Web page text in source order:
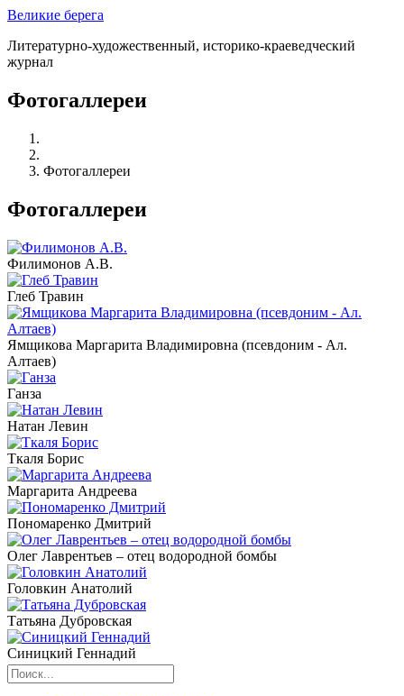
Великие берега
Литературно-художественный, историко-краеведческий
журнал
Фотогаллереи
Фотогаллереи
Фотогаллереи
Филимонов А.В.
Глеб Травин
Ямщикова Маргарита Владимировна (псевдоним - Ал.
Алтаев)
Ганза
Натан Левин
Ткаля Борис
Маргарита Андреева
Пономаренко Дмитрий
Олег Лаврентьев – отец водородной бомбы
Головкин Анатолий
Татьяна Дубровская
Синицкий Геннадий